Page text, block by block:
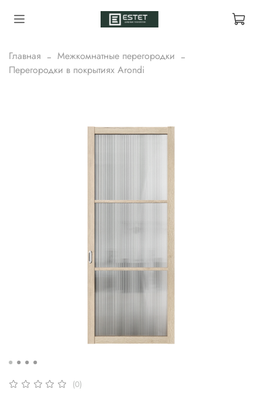
Главная
Межкомнатные перегородки
Перегородки в покрытиях Arondi
(0)